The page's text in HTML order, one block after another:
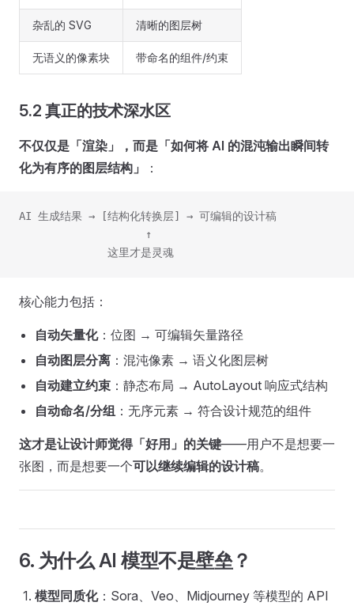
杂乱的 SVG 清晰的图层树
无语义的像素块 带命名的组件/约束
5.2 真正的技术深水区
不仅仅是「渲染」，而是「如何将 AI 的混沌输出瞬间转
化为有序的图层结构」
：
AI 生成结果 → [结构化转换层] → 可编辑的设计稿
                    ↑
              这里才是灵魂
核心能力包括：
自动矢量化：位图 → 可编辑矢量路径
自动图层分离 ：混沌像素 → 语义化图层树
自动建立约束 ：静态布局 → AutoLayout 响应式结构
自动命名/分组 ：无序元素 → 符合设计规范的组件
这才是让设计师觉得「好用」的关键——用户不是想要一
张图，而是想要一个可以继续编辑的设计稿。
6. 为什么 AI 模型不是壁垒？
模型同质化：Sora、Veo、Midjourney 等模型的 API